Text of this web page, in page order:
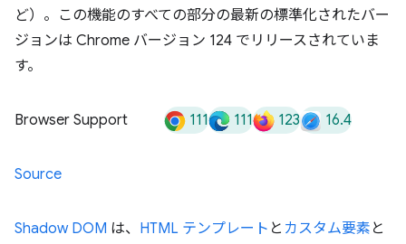
ど）。この機能のすべての部分の最新の標準化されたバー
ジョンは Chrome バージョン 124 でリリースされていま
す。
Browser Support 111 111 123 16.4
Source
Shadow DOM は、 HTML テンプレート と カスタム要素 と